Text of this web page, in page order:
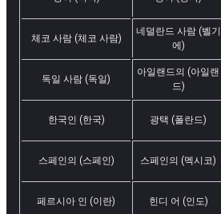
체코 사람 (체코 사람)
네덜란드 사람 (벨기
에)
독일 사람 (독일)
아일랜드의 (아일랜
드)
한국인 (한국) 광택 (폴란드)
스페인의 (스페인) 스페인의 (멕시코)
페르시아 인 (이란) 힌디 어 (인도)